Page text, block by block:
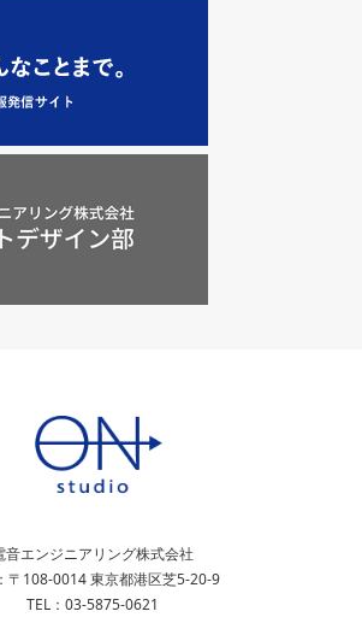
音エンジニアリング株式会社
〒108-0014 東京都港区芝5-20-9
TEL：03-5875-0621